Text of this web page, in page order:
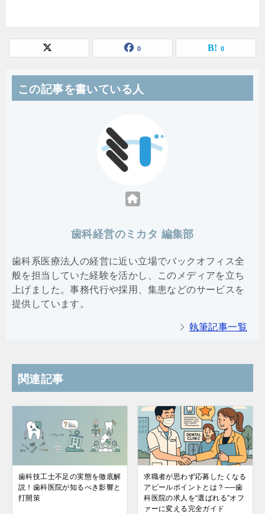
0 0
この記事を書いている人
歯科経営のミカタ 編集部
歯科系医療法人の経営に近い立場でバックオフィス全
般を担当していた経験を活かし、このメディアを立ち
上げました。事務代行や採用、集患などのサービスを
提供しています。
執筆記事一覧
関連記事
歯科技工士不足の実態を徹底解
説！歯科医院が知るべき影響と
打開策
求職者が思わず応募したくなる
アピールポイントとは？──歯
科医院の求人を“選ばれる”オフ
ァーに変える完全ガイド